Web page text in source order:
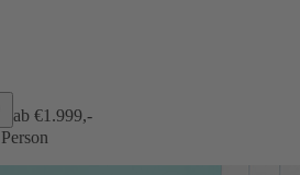
ab €1.999,-